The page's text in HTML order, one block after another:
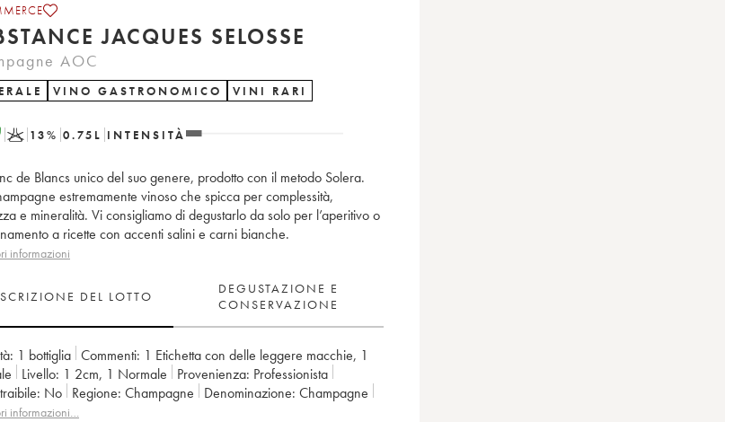
JACQUES SELOSSE
AOC
VINO GASTRONOMICO VINI RARI
K 13% 0.75 L INTENSITÀ
de Blancs unico del suo genere, prodotto con il metodo Solera.
estremamente vinoso che spicca per complessità,
e mineralità. Vi consigliamo di degustarlo da solo per l’aperitivo o
a ricette con accenti salini e carni bianche.
informazioni
DEL LOTTO
DEGUSTAZIONE E
CONSERVAZIONE
1 bottiglia Commenti: 1 Etichetta con delle leggere macchie, 1
Livello: 1 2cm, 1 Normale Provenienza:
professionista
no Regione: Champagne Denominazione:
Champagne
Jacques Selosse
informazioni…